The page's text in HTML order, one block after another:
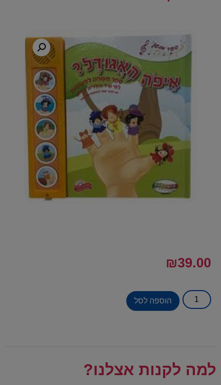
₪39.00
הוספה לסל
למה לקנות אצלנו?